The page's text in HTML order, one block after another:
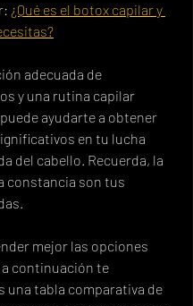
¿Qué es el botox capilar y
adecuada de
y una rutina capilar
ayudarte a obtener
en tu lucha
del cabello. Recuerda, la
constancia son tus
mejor las opciones
continuación te
una tabla comparativa de